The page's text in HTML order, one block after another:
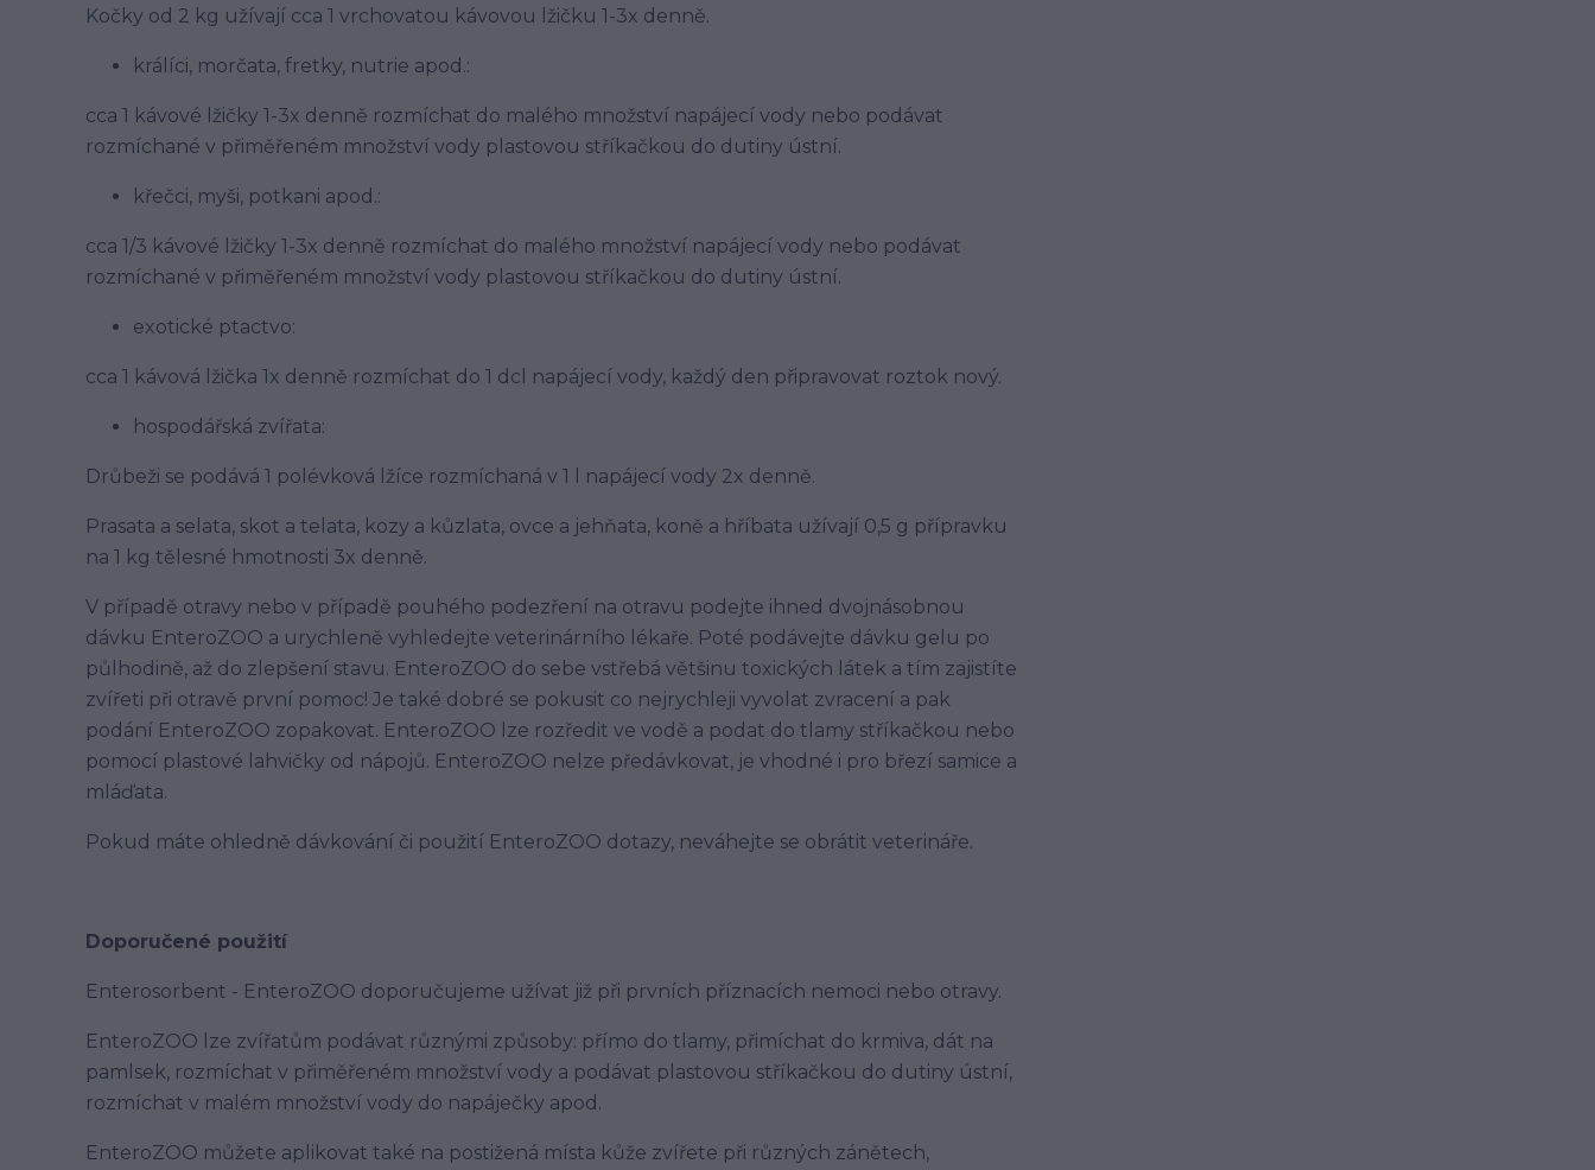
Kočky od 2 kg užívají cca 1 vrchovatou kávovou lžičku 1-3x denně.
králíci, morčata, fretky, nutrie apod.:
cca 1 kávové lžičky 1-3x denně rozmíchat do malého množství napájecí vody nebo podávat
rozmíchané v přiměřeném množství vody plastovou stříkačkou do dutiny ústní.
křečci, myši, potkani apod.:
cca 1/3 kávové lžičky 1-3x denně rozmíchat do malého množství napájecí vody nebo podávat
rozmíchané v přiměřeném množství vody plastovou stříkačkou do dutiny ústní.
exotické ptactvo:
cca 1 kávová lžička 1x denně rozmíchat do 1 dcl napájecí vody, každý den připravovat roztok nový.
hospodářská zvířata:
Drůbeži se podává 1 polévková lžíce rozmíchaná v 1 l napájecí vody 2x denně.
Prasata a selata, skot a telata, kozy a kůzlata, ovce a jehňata, koně a hříbata užívají 0,5 g přípravku
na 1 kg tělesné hmotnosti 3x denně.
V případě otravy nebo v případě pouhého podezření na otravu podejte ihned dvojnásobnou
dávku EnteroZOO a urychleně vyhledejte veterinárního lékaře. Poté podávejte dávku gelu po
půlhodině, až do zlepšení stavu. EnteroZOO do sebe vstřebá většinu toxických látek a tím zajistíte
zvířeti při otravě první pomoc! Je také dobré se pokusit co nejrychleji vyvolat zvracení a pak
podání EnteroZOO zopakovat. EnteroZOO lze rozředit ve vodě a podat do tlamy stříkačkou nebo
pomocí plastové lahvičky od nápojů. EnteroZOO nelze předávkovat, je vhodné i pro březí samice a
mláďata.
Pokud máte ohledně dávkování či použití EnteroZOO dotazy, neváhejte se obrátit veterináře.
Doporučené použití
Enterosorbent - EnteroZOO doporučujeme užívat již při prvních příznacích nemoci nebo otravy.
EnteroZOO lze zvířatům podávat různými způsoby: přímo do tlamy, přimíchat do krmiva, dát na
pamlsek, rozmíchat v přiměřeném množství vody a podávat plastovou stříkačkou do dutiny ústní,
rozmíchat v malém množství vody do napáječky apod.
EnteroZOO můžete aplikovat také na postižená místa kůže zvířete při různých zánětech,